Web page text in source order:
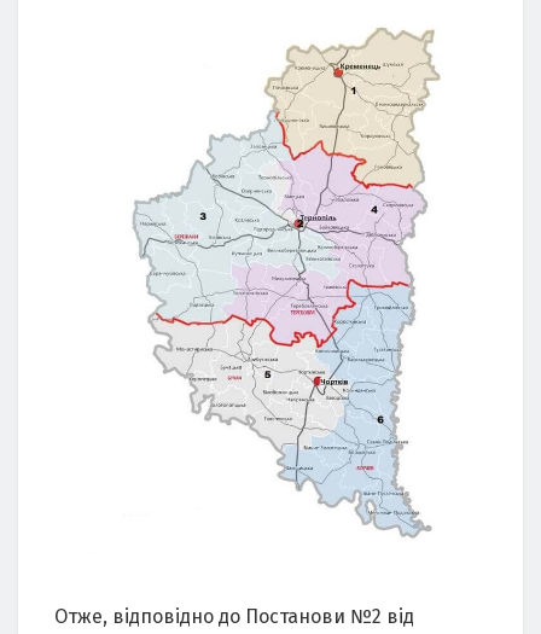
Отже, відповідно до Постанови №2 від